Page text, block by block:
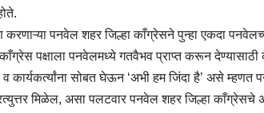
करणाऱ्या पनवेल शहर जिल्हा काँग्रेसने पुन्हा एकदा
पक्षाला पनवेलमध्ये गतवैभव प्राप्त करून देण्यासाठी
व कार्यकर्त्यांना सोबत घेऊन ‘अभी हम जिंदा है’ असे
मिळेल, असा पलटवार पनवेल शहर जिल्हा काँग्रेसचे